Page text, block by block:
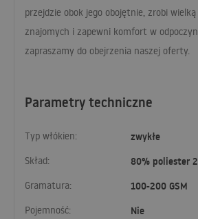
Parametry techniczne
Typ włókien: zwykłe
Skład: 80% poliester
Gramatura: 100-200 GSM
Pojemność: Nie
przejdzie obok jego obojętnie, zrobi
znajomych i zapewni komfort w
zapraszamy do obejrzenia naszej oferty.